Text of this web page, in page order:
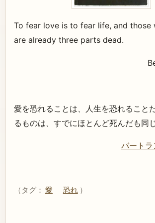
To fear love is to fear life, and those
are already three parts dead.
愛を恐れることは、人生を恐れること
るものは、すでにほとんど死んだも同じ
バート
（タグ： 愛 恐れ ）